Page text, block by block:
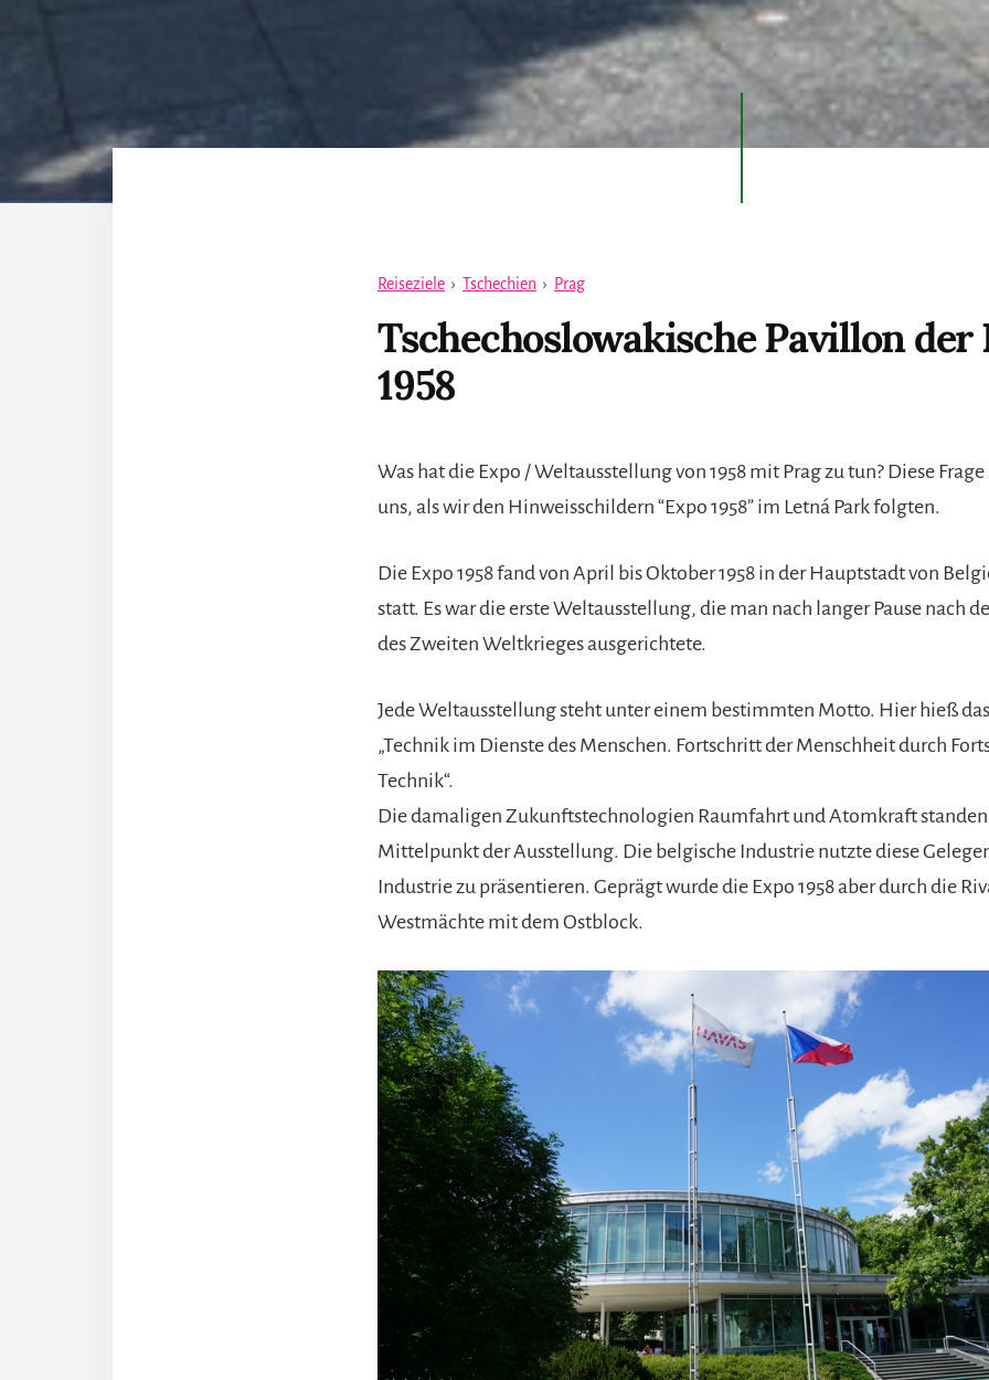
Reiseziele › Tschechien › Prag
Tschechoslowakische Pavillon der
1958
Was hat die Expo / Weltausstellung von 1958 mit Prag zu tun? Diese
uns, als wir den Hinweisschildern “Expo 1958” im Letná Park folgten.
Die Expo 1958 fand von April bis Oktober 1958 in der Hauptstadt von
statt. Es war die erste Weltausstellung, die man nach langer Pause nach
des Zweiten Weltkrieges ausgerichtete.
Jede Weltausstellung steht unter einem bestimmten Motto. Hier hieß
„Technik im Dienste des Menschen. Fortschritt der Menschheit durch
Technik“.
Die damaligen Zukunftstechnologien Raumfahrt und Atomkraft
Mittelpunkt der Ausstellung. Die belgische Industrie nutzte diese
Industrie zu präsentieren. Geprägt wurde die Expo 1958 aber durch die
Westmächte mit dem Ostblock.